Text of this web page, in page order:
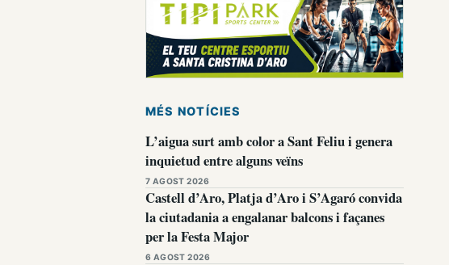
MÉS NOTÍCIES
L’aigua surt amb color a Sant Feliu i genera
inquietud entre alguns veïns
7 AGOST 2026
Castell d’Aro, Platja d’Aro i S’Agaró convida
la ciutadania a engalanar balcons i façanes
per la Festa Major
6 AGOST 2026